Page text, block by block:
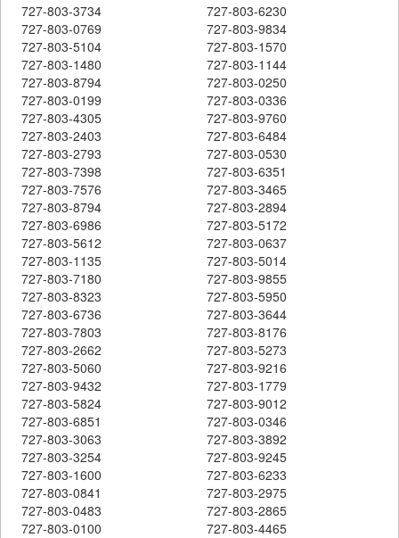
727-803-3734
727-803-6230
727-803-0769
727-803-9834
727-803-5104
727-803-1570
727-803-1480
727-803-1144
727-803-8794
727-803-0250
727-803-0199
727-803-0336
727-803-4305
727-803-9760
727-803-2403
727-803-6484
727-803-2793
727-803-0530
727-803-7398
727-803-6351
727-803-7576
727-803-3465
727-803-8794
727-803-2894
727-803-6986
727-803-5172
727-803-5612
727-803-0637
727-803-1135
727-803-5014
727-803-7180
727-803-9855
727-803-8323
727-803-5950
727-803-6736
727-803-3644
727-803-7803
727-803-8176
727-803-2662
727-803-5273
727-803-5060
727-803-9216
727-803-9432
727-803-1779
727-803-5824
727-803-9012
727-803-6851
727-803-0346
727-803-3063
727-803-3892
727-803-3254
727-803-9245
727-803-1600
727-803-6233
727-803-0841
727-803-2975
727-803-0483
727-803-2865
727-803-0100
727-803-4465